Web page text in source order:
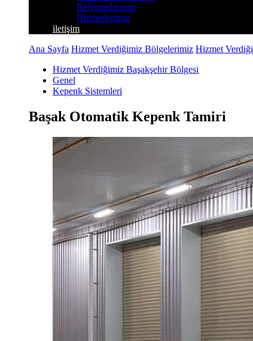
Referanslarımız
Hizmetlerimiz
iletişim
Ana Sayfa Hizmet Verdiğimiz Bölgelerimiz Hizmet
Hizmet Verdiğimiz Başakşehir Bölgesi
Genel
Kepenk Sistemleri
Başak Otomatik Kepenk Tamiri